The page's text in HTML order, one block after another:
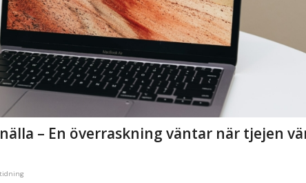
– En överraskning väntar när tjejen